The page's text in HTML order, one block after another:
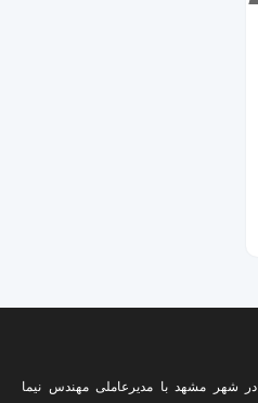
شرکت نیماطب آزما در سال 1394 در شهر مشهد با مدیرعاملی مهندس نیما